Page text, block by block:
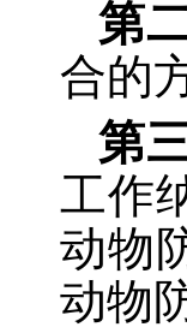
第
合的
第
工作
动物
动物